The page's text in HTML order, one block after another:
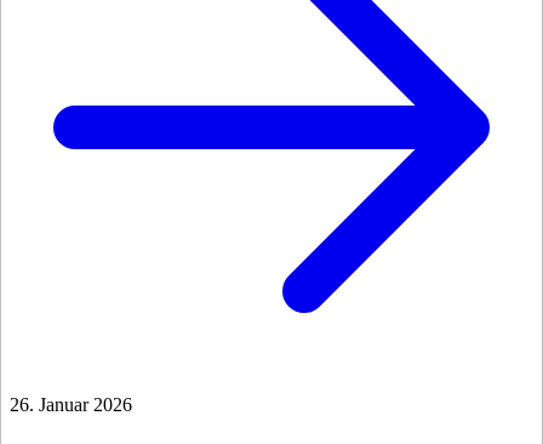
26. Januar 2026